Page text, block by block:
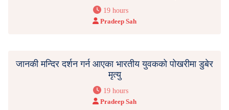
19 hours
Pradeep Sah
जानकी मन्दिर दर्शन गर्न आएका भारतीय युवकको पोखरीमा डुबेर
मृत्यु
19 hours
Pradeep Sah